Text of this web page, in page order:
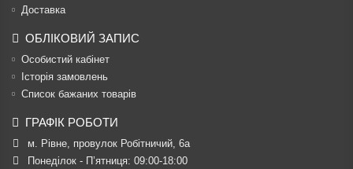
Доставка
ОБЛІКОВИЙ ЗАПИС
Особистий кабінет
Історія замовлень
Список бажаних товарів
ГРАФІК РОБОТИ
м. Рівне, провулок Робітничий, 6а
Понеділок - П’ятниця: 09:00-18:00